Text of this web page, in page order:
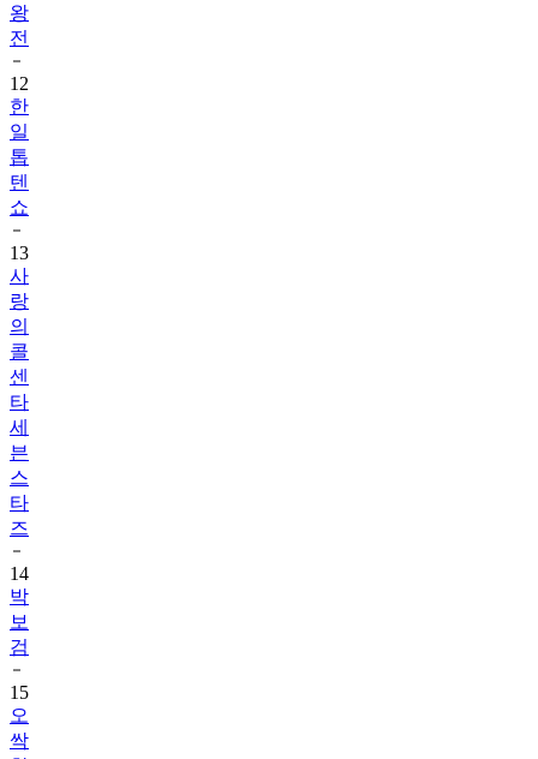
왕
전
12
한
일
톱
텐
쇼
13
사
랑
의
콜
센
타
세
븐
스
타
즈
14
박
보
검
15
오
싹